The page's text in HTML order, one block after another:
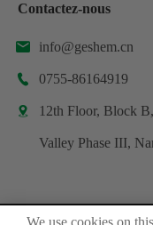
Contactez-nous
 info@geshem.cn
 0755-86164919
 12th Floor, Block
Valley Phase III,
We use cookies on